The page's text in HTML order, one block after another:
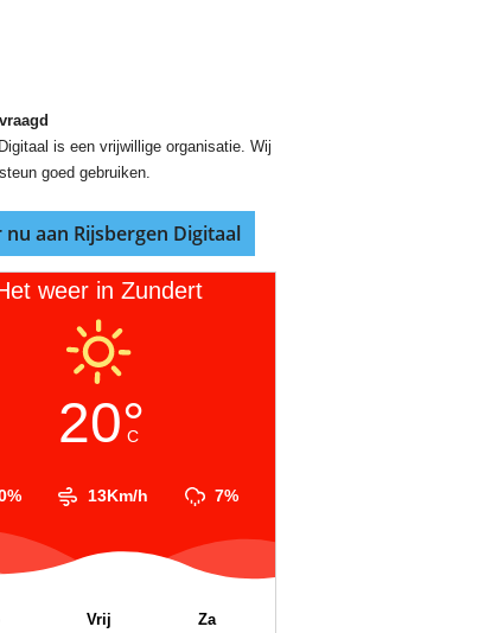
is een vrijwillige organisatie. Wij
goed gebruiken.
nu aan Rijsbergen Digitaal
weer in Zundert
20°
C
13Km/h 7%
Vrij Za